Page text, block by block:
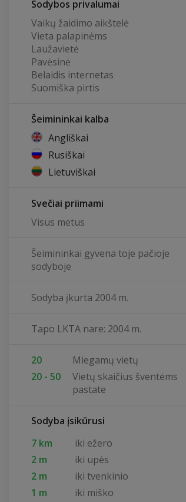
Sodybos privalumai
Vaikų žaidimo aikštelė
Vieta palapinėms
Laužavietė
Pavėsinė
Belaidis internetas
Suomiška pirtis
Šeimininkai kalba
Angliškai
Rusiškai
Lietuviškai
Svečiai priimami
Visus metus
Šeimininkai gyvena toje pačioje
sodyboje
Sodyba įkurta 2004 m.
Tapo LKTA nare: 2004 m.
20
Miegamų vietų
20 - 50
Vietų skaičius šventėms
pastate
Sodyba įsikūrusi
7 km
iki ežero
2 m
iki upės
2 m
iki tvenkinio
1 m
iki miško